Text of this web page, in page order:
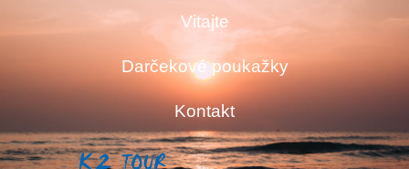
Vitajte
Darčekové poukažky
Kontakt